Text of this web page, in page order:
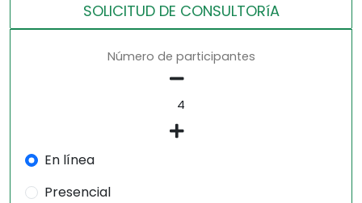
SOLICITUD DE CONSULTORíA
Número de participantes
En línea
Presencial